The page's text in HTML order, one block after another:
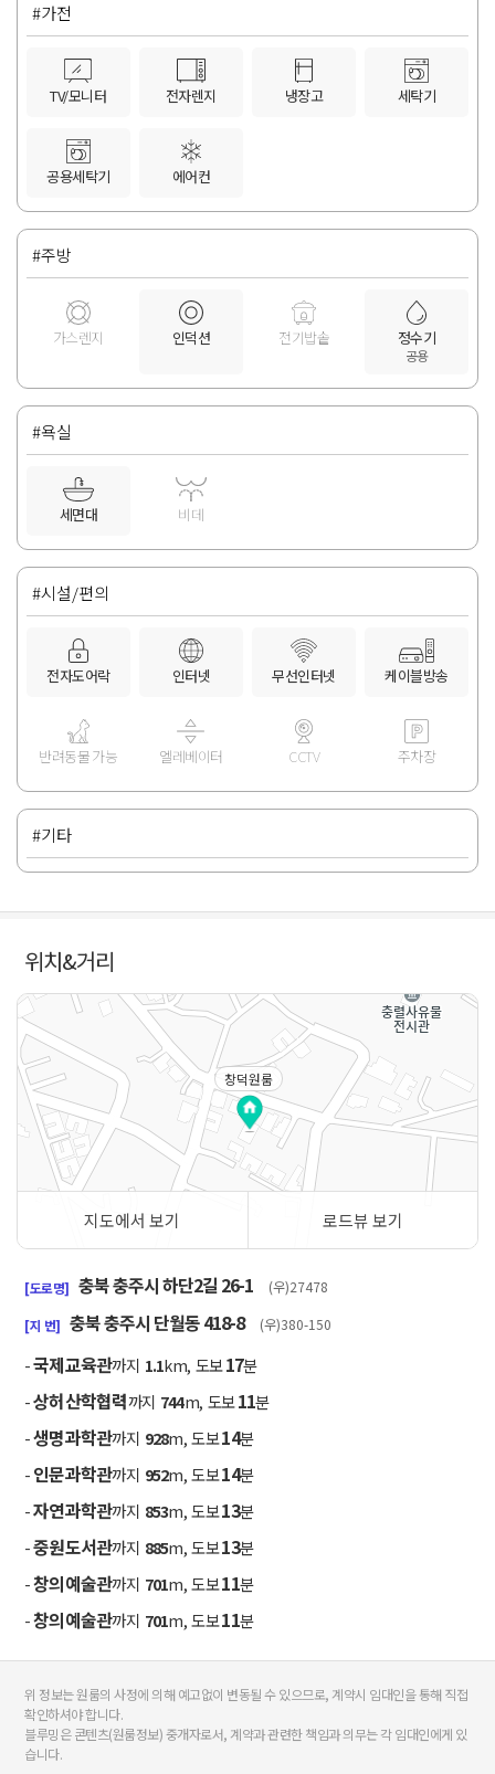
#가전
TV/모니터 전자렌지 냉장고 세탁기
공용세탁기 에어컨
#주방
가스렌지 인덕션 전기밥솥 정수기
공용
#욕실
세면대 비데
#시설/편의
전자도어락 인터넷 무선인터넷 케이블방송
반려동물 가능 엘레베이터 CCTV 주차장
#기타
위치&거리
창덕원룸
지도에서 보기 로드뷰 보기
[도로명] 충북 충주시 하단2길 26-1 (우)27478
[지 번] 충북 충주시 단월동 418-8 (우)380-150
-국제교육관까지 1.1km, 도보17분
-상허산학협력까지 744m, 도보11분
-생명과학관까지 928m, 도보14분
-인문과학관까지 952m, 도보14분
-자연과학관까지 853m, 도보13분
-중원도서관까지 885m, 도보13분
-창의예술관까지 701m, 도보11분
-창의예술관까지 701m, 도보11분
위 정보는 원룸의 사정에 의해 예고없이 변동될 수 있으므로, 계약시 임대인을 통해 직접
확인하셔야 합니다.
블루밍은 콘텐츠(원룸정보) 중개자로서, 계약과 관련한 책임과 의무는 각 임대인에게 있
습니다.